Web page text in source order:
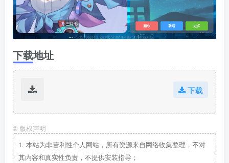
下载地址
下载
© 版权声明
1. 本站为非营利性个人网站，所有资源来自网络收集整理，不对
其内容和真实性负责，不提供安装指导；